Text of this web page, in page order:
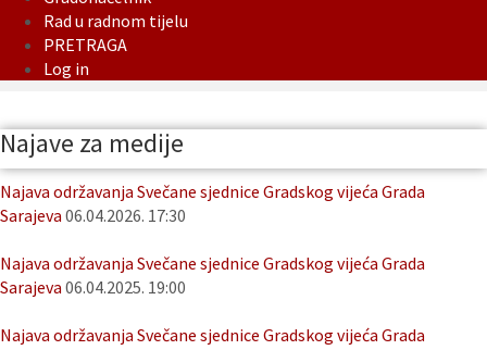
Rad u radnom tijelu
PRETRAGA
Log in
Najave za medije
Najava održavanja Svečane sjednice Gradskog vijeća Grada
Sarajeva 06.04.2026. 17:30
Najava održavanja Svečane sjednice Gradskog vijeća Grada
Sarajeva 06.04.2025. 19:00
Najava održavanja Svečane sjednice Gradskog vijeća Grada